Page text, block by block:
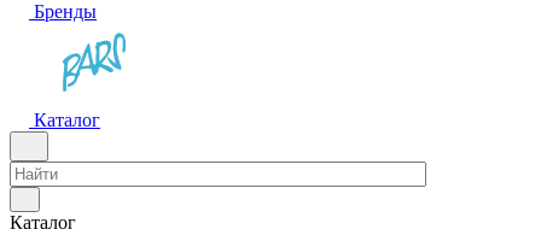
Бренды
Каталог
Каталог